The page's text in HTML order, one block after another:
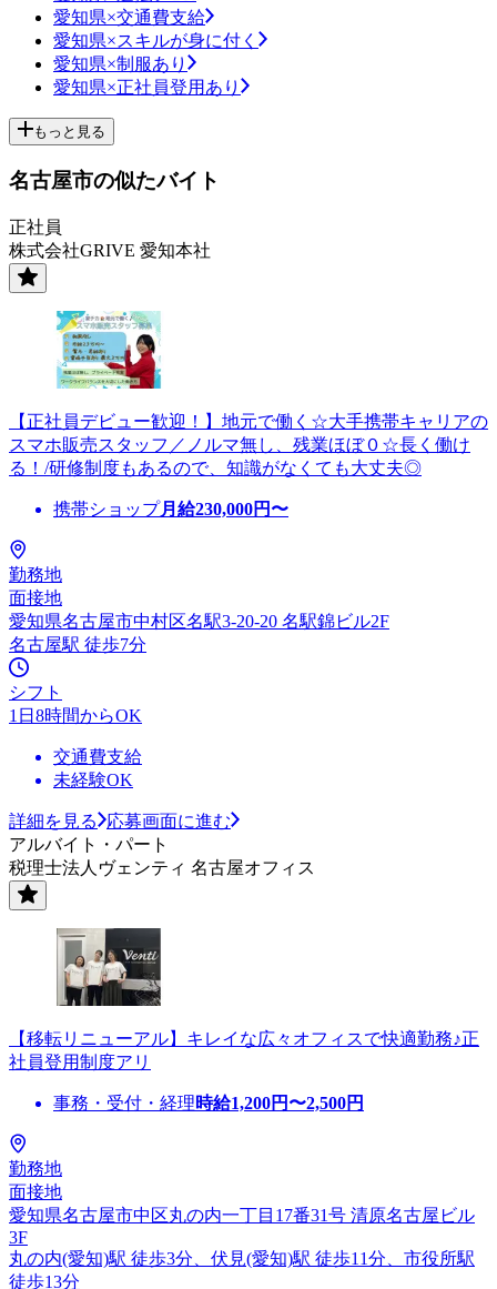
愛知県×交通費支給
愛知県×スキルが身に付く
愛知県×制服あり
愛知県×正社員登用あり
もっと見る
名古屋市の似たバイト
正社員
株式会社GRIVE 愛知本社
【正社員デビュー歓迎！】地元で働く☆大手携帯キャリアの
スマホ販売スタッフ／ノルマ無し、残業ほぼ０☆長く働け
る！/研修制度もあるので、知識がなくても大丈夫◎
携帯ショップ月給230,000円〜
勤務地
面接地
愛知県名古屋市中村区名駅3-20-20 名駅錦ビル2F
名古屋駅 徒歩7分
シフト
1日8時間からOK
交通費支給
未経験OK
詳細を見る
応募画面に進む
アルバイト・パート
税理士法人ヴェンティ 名古屋オフィス
【移転リニューアル】キレイな広々オフィスで快適勤務♪正
社員登用制度アリ
事務・受付・経理時給1,200円〜2,500円
勤務地
面接地
愛知県名古屋市中区丸の内一丁目17番31号 清原名古屋ビル
3F
丸の内(愛知)駅 徒歩3分、伏見(愛知)駅 徒歩11分、市役所駅
徒歩13分